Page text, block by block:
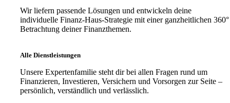
Wir liefern passende Lösungen und entwickeln deine
individuelle Finanz-Haus-Strategie mit einer ganzheitlichen 360°
Betrachtung deiner Finanzthemen.
Alle Dienstleistungen
Unsere Expertenfamilie steht dir bei allen Fragen rund um
Finanzieren, Investieren, Versichern und Vorsorgen zur Seite –
persönlich, verständlich und verlässlich.